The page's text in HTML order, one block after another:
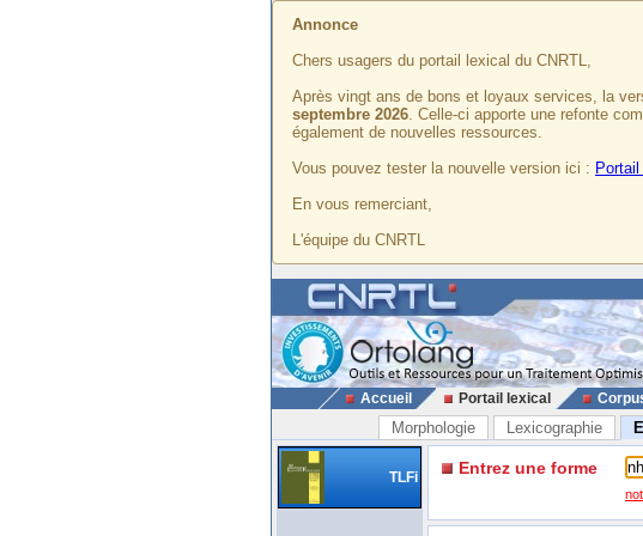
Annonce
Chers usagers du portail lexical du CNRTL,
Après vingt ans de bons et loyaux services, la
septembre 2026. Celle-ci apporte une refonte
également de nouvelles ressources.
Vous pouvez tester la nouvelle version ici :
En vous remerciant,
L'équipe du CNRTL
Accueil Portail lexical
Morphologie Lexicographie
TLFi Entrez une forme